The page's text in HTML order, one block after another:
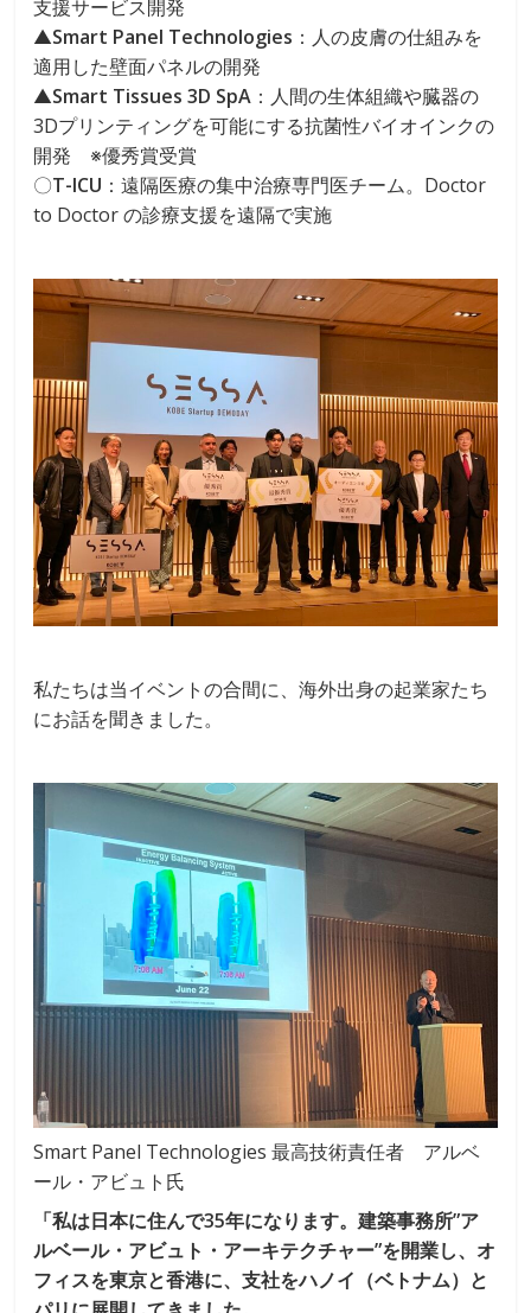
支援サービス開発
▲Smart Panel Technologies ：人の皮膚の仕組みを
適用した壁面パネルの開発
▲Smart Tissues 3D SpA ：人間の生体組織や臓器の
3Dプリンティングを可能にする抗菌性バイオインクの
開発 ※優秀賞受賞
〇T-ICU ：遠隔医療の集中治療専門医チーム。Doctor
to Doctor の診療支援を遠隔で実施
私たちは当イベントの合間に、海外出身の起業家たち
にお話を聞きました。
Smart Panel Technologies 最高技術責任者 アルベ
ール・アビュト氏
「私は日本に住んで35年になります。建築事務所”ア
ルベール・アビュト・アーキテクチャー”を開業し、オ
フィスを東京と香港に、支社をハノイ（ベトナム）と